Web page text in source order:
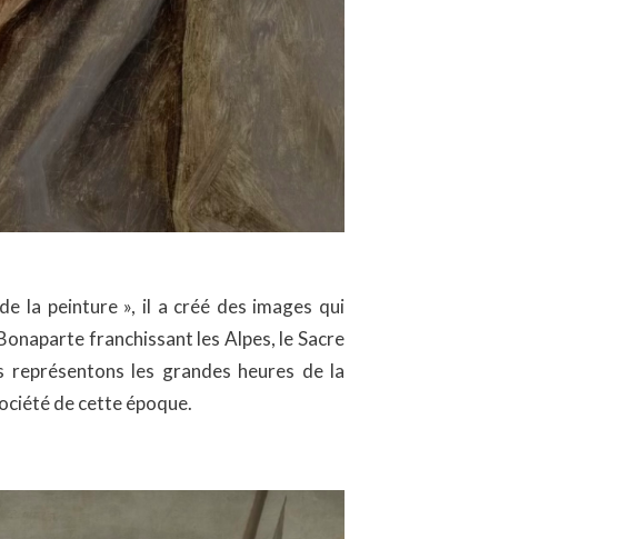
la peinture », il a créé des images qui
franchissant les Alpes, le Sacre
les grandes heures de la
de cette époque.